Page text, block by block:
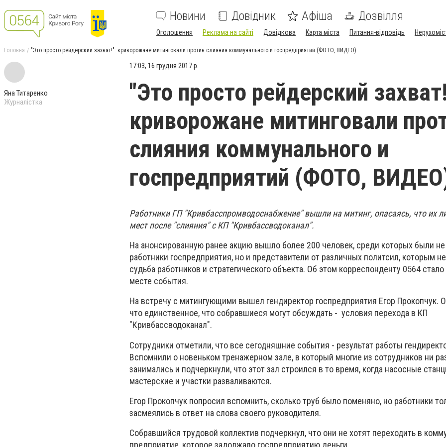
Новини Довідник Афіша Дозвілля
Оголошення Реклама на сайті Довідкова Карта міста Питання-відповідь
Головна "Это просто рейдерский захват!": криворожане митинговали против слияния коммунального и госпредприятий (ФОТО, ВИДЕО)
Яна Титаренко
Журналістка
17:03, 16 грудня 2017 р.
"Это просто рейдерский
криворожане митинговали
слияния коммунального и
госпредприятий (ФОТО,
Работники ГП "Кривбасспромводоснабжение" вышли на митинг, опасаясь, что их
мест после "слияния" с КП "Кривбассводоканал".
На анонсированную ранее акцию вышло более 200 человек, среди которых были не
работники госпредприятия, но и представители от различных политсил, которым
судьба работников и стратегического объекта. Об этом корреспонденту 0564
месте события.
На встречу с митингующими вышел гендиректор госпредприятия Егор Прокопчук.
что единственное, что собравшиеся могут обсуждать - условия перехода в КП
"Кривбассводоканал".
Сотрудники отметили, что все сегодняшние события - результат работы
Вспомнили о новеньком тренажерном зале, в который многие из сотрудников ни
занимались и подчеркнули, что этот зал строился в то время, когда насосные
мастерские и участки разваливаются.
Егор Прокопчук попросил вспомнить, сколько труб было поменяно, но работники
засмеялись в ответ на слова своего руководителя.
Собравшийся трудовой коллектив подчеркнул, что они не хотят переходить в
предприятие, которое задолжало госпредприятию деньги.